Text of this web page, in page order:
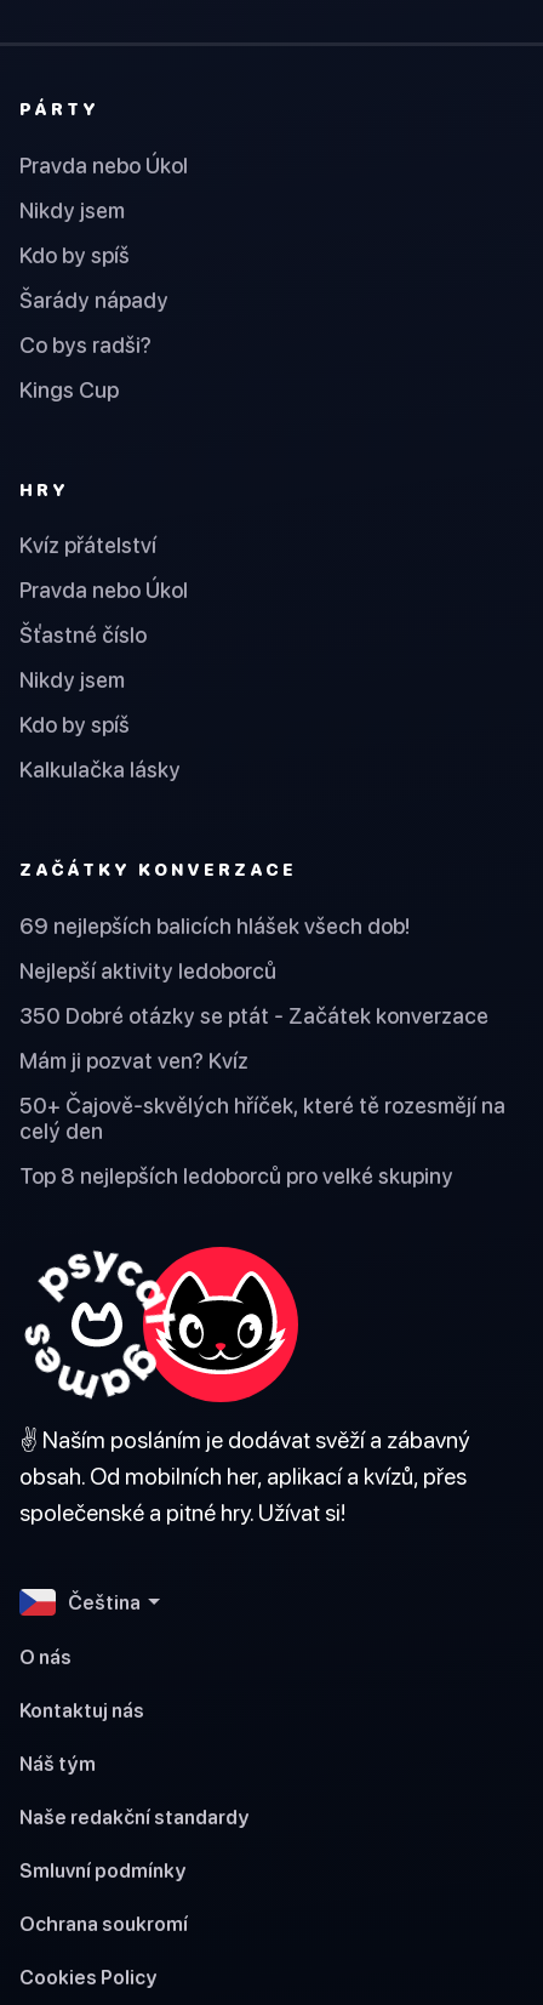
PÁRTY
Pravda nebo Úkol
Nikdy jsem
Kdo by spíš
Šarády nápady
Co bys radši?
Kings Cup
HRY
Kvíz přátelství
Pravda nebo Úkol
Šťastné číslo
Nikdy jsem
Kdo by spíš
Kalkulačka lásky
ZAČÁTKY KONVERZACE
69 nejlepších balicích hlášek všech dob!
Nejlepší aktivity ledoborců
350 Dobré otázky se ptát - Začátek konverzace
Mám ji pozvat ven? Kvíz
50+ Čajově-skvělých hříček, které tě rozesmějí na
celý den
Top 8 nejlepších ledoborců pro velké skupiny
✌️ Naším posláním je dodávat svěží a zábavný
obsah. Od mobilních her, aplikací a kvízů, přes
společenské a pitné hry. Užívat si!
Čeština
O nás
Kontaktuj nás
Náš tým
Naše redakční standardy
Smluvní podmínky
Ochrana soukromí
Cookies Policy